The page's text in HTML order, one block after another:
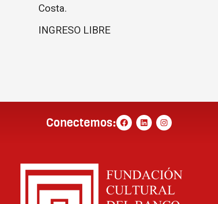
Costa.
INGRESO LIBRE
Conectemos: